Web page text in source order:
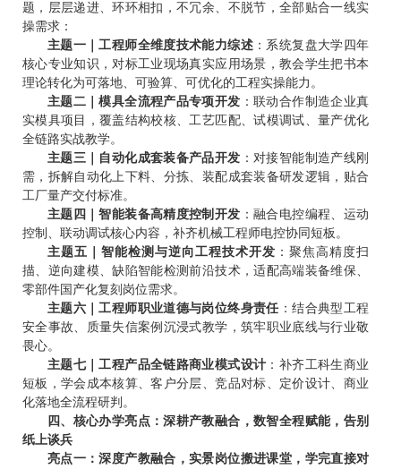
题，层层递进、环环相扣，不冗余、不脱节，全部贴合一线实
操需求：
主题一｜工程师全维度技术能力综述 ：系统复盘大学四年
核心专业知识，对标工业现场真实应用场景，教会学生把书本
理论转化为可落地、可验算、可优化的工程实操能力。
主题二｜模具全流程产品专项开发 ：联动合作制造企业真
实模具项目，覆盖结构校核、工艺匹配、试模调试、量产优化
全链路实战教学。
主题三｜自动化成套装备产品开发 ：对接智能制造产线刚
需，拆解自动化上下料、分拣、装配成套装备研发逻辑，贴合
工厂量产交付标准。
主题四｜智能装备高精度控制开发 ：融合电控编程、运动
控制、联动调试核心内容，补齐机械工程师电控协同短板。
主题五｜智能检测与逆向工程技术开发 ：聚焦高精度扫
描、逆向建模、缺陷智能检测前沿技术，适配高端装备维保、
零部件国产化复刻岗位需求。
主题六｜工程师职业道德与岗位终身责任 ：结合典型工程
安全事故、质量失信案例沉浸式教学，筑牢职业底线与行业敬
畏心。
主题七｜工程产品全链路商业模式设计 ：补齐工科生商业
短板，学会成本核算、客户分层、竞品对标、定价设计、商业
化落地全流程研判。
四、核心办学亮点：深耕产教融合，数智全程赋能，告别
纸上谈兵
亮点一：深度产教融合，实景岗位搬进课堂，学完直接对